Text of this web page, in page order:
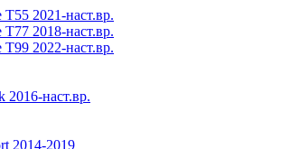
T55 2021-наст.вр.
T77 2018-наст.вр.
T99 2022-наст.вр.
2016-наст.вр.
2014-2019